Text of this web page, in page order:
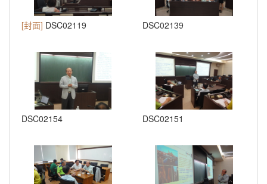
[封面] DSC02119 DSC02139
DSC02154 DSC02151